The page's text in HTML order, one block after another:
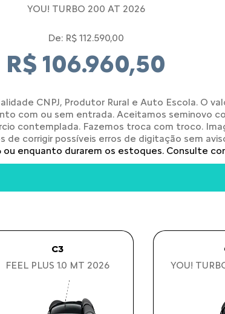
YOU! TURBO 200 AT 2026
De: R$ 112.590,00
R$ 106.960,50
CNPJ, Produtor Rural e Auto Escola. O
com ou sem entrada. Aceitamos seminovo
contemplada. Fazemos troca com troco.
de corrigir possíveis erros de digitação sem
enquanto durarem os estoques. Consulte
C3
FEEL PLUS 1.0 MT 2026
YOU!